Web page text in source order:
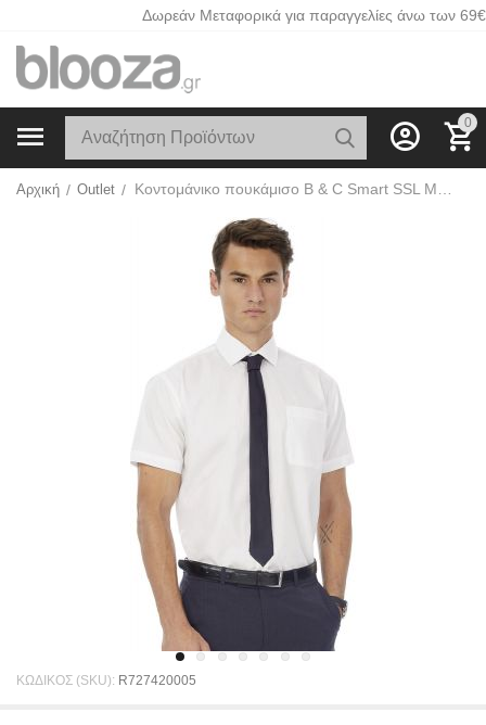
Δωρεάν Μεταφορικά για παραγγελίες άνω των 69€
0
Αρχική / Outlet /
ΚΩΔΙΚΟΣ (SKU): R727420005